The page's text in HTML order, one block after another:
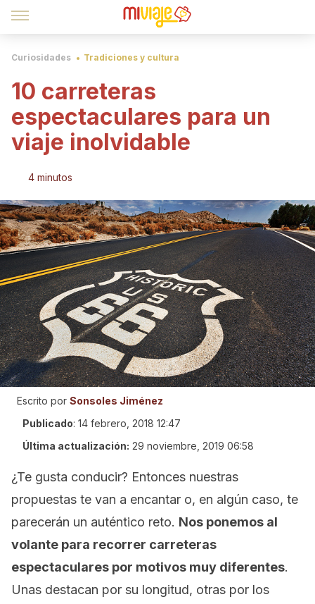
Curiosidades Tradiciones y cultura
10 carreteras
espectaculares para un
viaje inolvidable
4 minutos
Escrito por Sonsoles Jiménez
Publicado: 14 febrero, 2018 12:47
Última actualización: 29 noviembre, 2019 06:58
¿Te gusta conducir? Entonces nuestras
propuestas te van a encantar o, en algún caso, te
parecerán un auténtico reto. Nos ponemos al
volante para recorrer carreteras
espectaculares por motivos muy diferentes.
Unas destacan por su longitud, otras por los